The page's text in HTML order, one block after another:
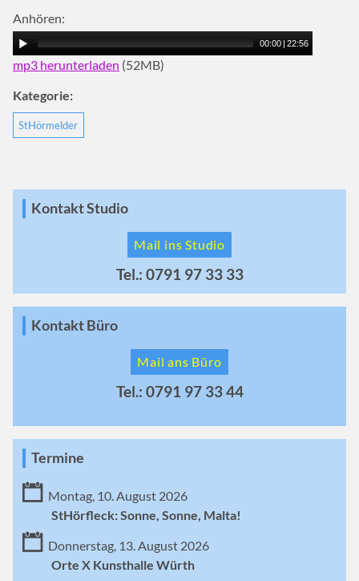
Anhören:
00:00 | 22:56
mp3 herunterladen (52MB)
Kategorie:
StHörmelder
Kontakt Studio
Mail ins Studio
Tel.: 0791 97 33 33
Kontakt Büro
Mail ans Büro
Tel.: 0791 97 33 44
Termine
Montag, 10. August 2026
StHörfleck: Sonne, Sonne, Malta!
Donnerstag, 13. August 2026
Orte X Kunsthalle Würth